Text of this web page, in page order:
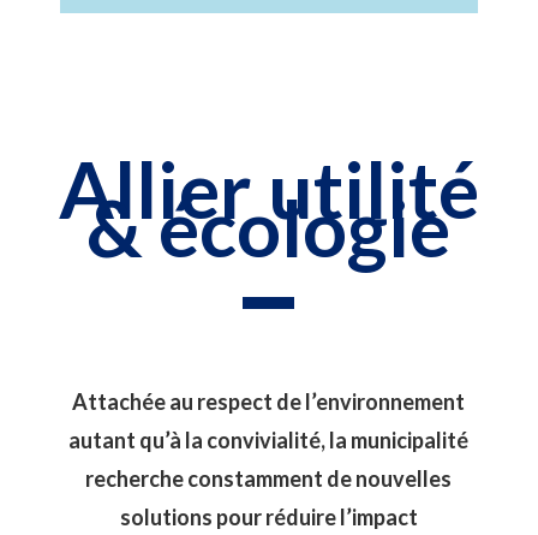
Allier utilité
& écologie
Attachée au respect de l’environnement
autant qu’à la convivialité, la municipalité
recherche constamment de nouvelles
solutions pour réduire l’impact